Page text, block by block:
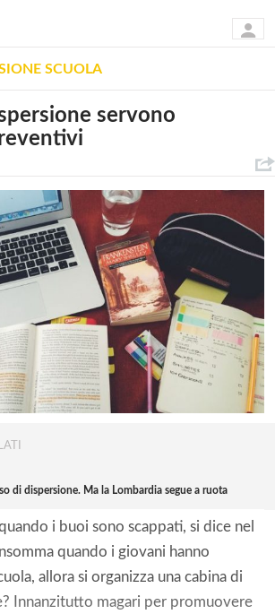
SCUOLA
servono
di dispersione. Ma la Lombardia segue a ruota
i buoi sono scappati, si dice nel
quando i giovani hanno
allora si organizza una cabina di
Innanzitutto magari per promuovere